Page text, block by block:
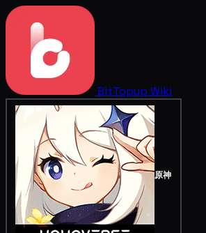
BitTopup Wiki
原神